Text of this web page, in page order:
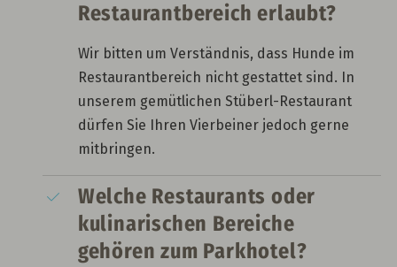
Restaurantbereich erlaubt?
Wir bitten um Verständnis, dass Hunde im
Restaurantbereich nicht gestattet sind. In
unserem gemütlichen Stüberl-Restaurant
dürfen Sie Ihren Vierbeiner jedoch gerne
mitbringen.
Welche Restaurants oder
kulinarischen Bereiche
gehören zum Parkhotel?